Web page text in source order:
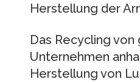
Herstellung der
Das Recycling
Unternehmen
Herstellung von